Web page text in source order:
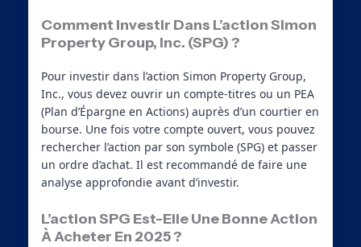
Comment Investir Dans L’action Simon
Property Group, Inc. (SPG) ?
Pour investir dans l’action Simon Property Group,
Inc., vous devez ouvrir un compte-titres ou un PEA
(Plan d’Épargne en Actions) auprès d’un courtier en
bourse. Une fois votre compte ouvert, vous pouvez
rechercher l’action par son symbole (SPG) et passer
un ordre d’achat. Il est recommandé de faire une
analyse approfondie avant d’investir.
L’action SPG Est-Elle Une Bonne Action
À Acheter En 2025 ?